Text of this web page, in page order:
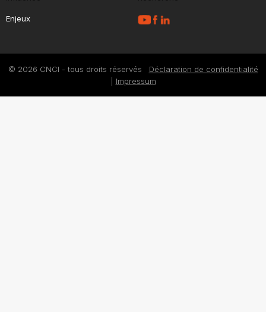
Enjeux
© 2026 CNCI - tous droits réservés Déclaration de confidentialité
Impressum